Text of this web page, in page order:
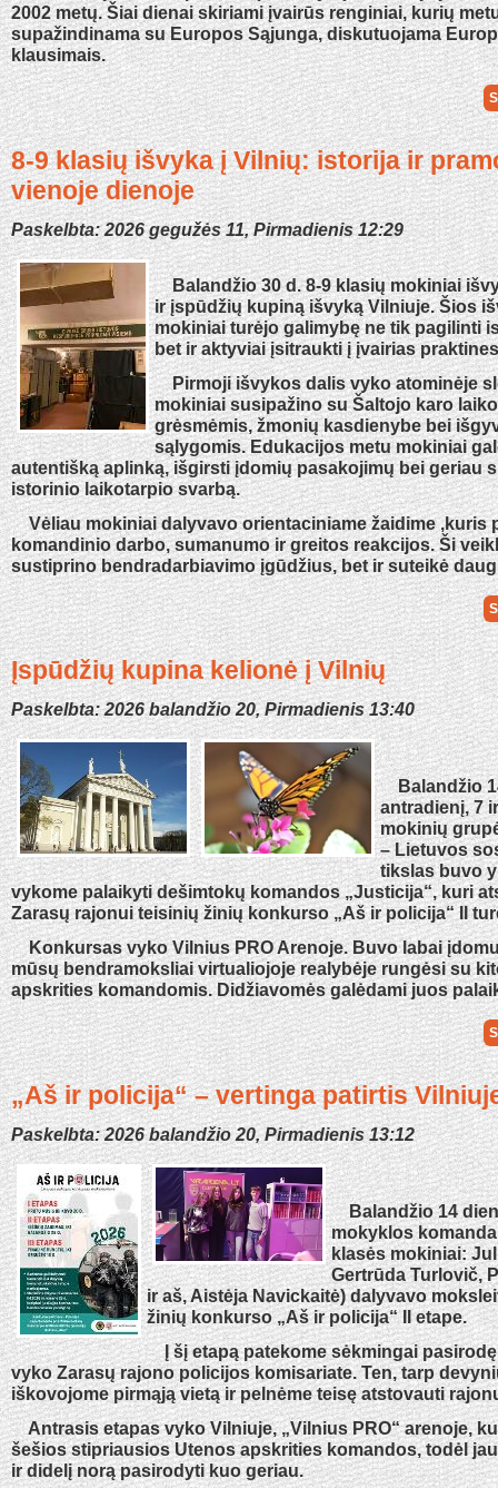
2002 metų. Šiai dienai skiriami įvairūs renginiai, kurių
supažindinama su Europos Sąjunga, diskutuojama
klausimais.
8-9 klasių išvyka į Vilnių: istorija ir
vienoje dienoje
Paskelbta: 2026 gegužės 11, Pirmadienis 12:29
Balandžio 30 d. 8-9 klasių mokiniai
ir įspūdžių kupiną išvyką Vilniuje. Šios
mokiniai turėjo galimybę ne tik pagilinti
bet ir aktyviai įsitraukti į įvairias
Pirmoji išvykos dalis vyko atominėje
mokiniai susipažino su Šaltojo karo
grėsmėmis, žmonių kasdienybe bei
sąlygomis. Edukacijos metu mokiniai
autentišką aplinką, išgirsti įdomių pasakojimų bei geriau
istorinio laikotarpio svarbą.
Vėliau mokiniai dalyvavo orientaciniame žaidime ,kuris
komandinio darbo, sumanumo ir greitos reakcijos. Ši
sustiprino bendradarbiavimo įgūdžius, bet ir suteikė
Įspūdžių kupina kelionė į Vilnių
Paskelbta: 2026 balandžio 20, Pirmadienis 13:40
Balandžio
antradienį, 7
mokinių
– Lietuvos
tikslas buvo
vykome palaikyti dešimtokų komandos „Justicija“, kuri
Zarasų rajonui teisinių žinių konkurso „Aš ir policija“ II
Konkursas vyko Vilnius PRO Arenoje. Buvo labai
mūsų bendramoksliai virtualiojoje realybėje rungėsi su
apskrities komandomis. Didžiavomės galėdami juos
„Aš ir policija“ – vertinga patirtis
Paskelbta: 2026 balandžio 20, Pirmadienis 13:12
Balandžio 14
mokyklos
klasės mokiniai:
Gertrūda Turlovič,
ir aš, Aistėja Navickaitė) dalyvavo
žinių konkurso „Aš ir policija“ II etape.
Į šį etapą patekome sėkmingai pasirodę
vyko Zarasų rajono policijos komisariate. Ten, tarp
iškovojome pirmąją vietą ir pelnėme teisę atstovauti
Antrasis etapas vyko Vilniuje, „Vilnius PRO“ arenoje,
šešios stipriausios Utenos apskrities komandos, todėl
ir didelį norą pasirodyti kuo geriau.